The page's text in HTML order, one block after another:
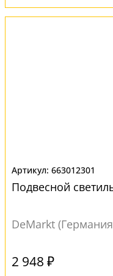
663012301
Подвесной
DeMarkt
2 948 ₽